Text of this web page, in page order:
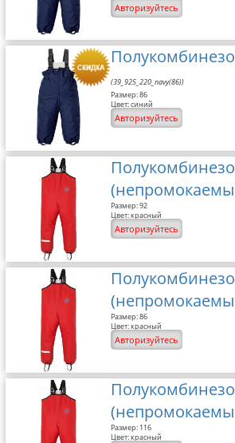
Размерная сетка
Контакты
Обратная связь
Вопрос-Ответ
Авторизуйтесь
(39_925_220_navy(86))
Размер: 86
Цвет: синий
Авторизуйтесь
Размер: 92
Цвет: красный
Авторизуйтесь
Размер: 86
Цвет: красный
Авторизуйтесь
Размер: 116
Цвет: красный